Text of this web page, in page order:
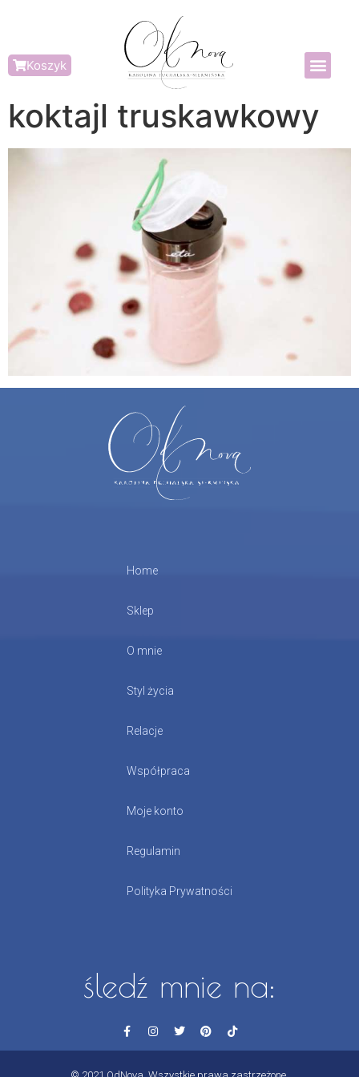
Koszyk
koktajl truskawkowy
Home
Sklep
O mnie
Styl życia
Relacje
Współpraca
Moje konto
Regulamin
Polityka Prywatności
śledź mnie na: